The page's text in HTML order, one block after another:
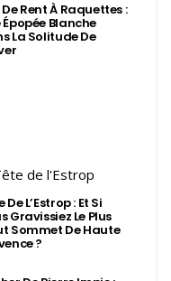
De Rent À Raquettes :
Épopée Blanche
La Solitude De
De L’Estrop : Et Si
Gravissiez Le Plus
Sommet De Haute
?